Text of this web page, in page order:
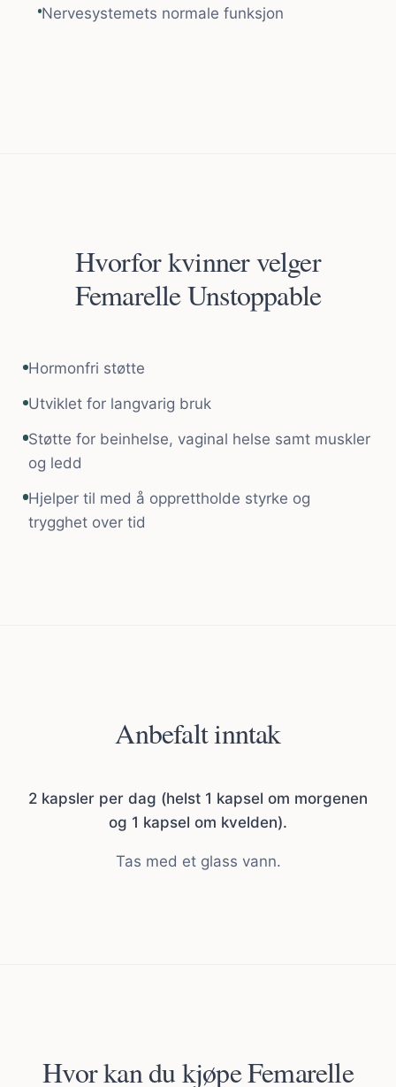
Nervesystemets normale funksjon
Hvorfor kvinner velger
Femarelle Unstoppable
Hormonfri støtte
Utviklet for langvarig bruk
Støtte for beinhelse, vaginal helse samt muskler
og ledd
Hjelper til med å opprettholde styrke og
trygghet over tid
Anbefalt inntak
2 kapsler per dag (helst 1 kapsel om morgenen
og 1 kapsel om kvelden).
Tas med et glass vann.
Hvor kan du kjøpe Femarelle